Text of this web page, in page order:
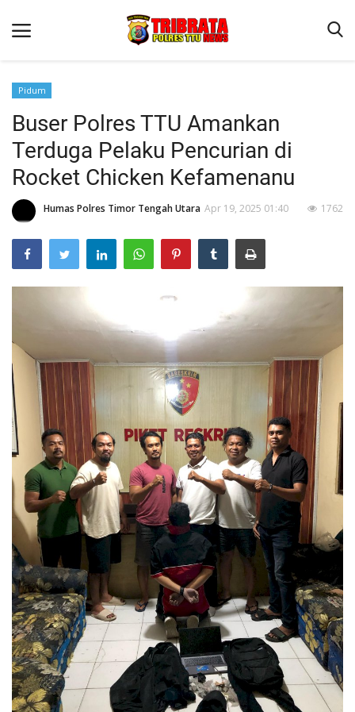
Beranda
Terms & Conditions
Reskrim
Binkam
Lantas
OPINI
Pidum
Buser Polres TTU Amankan
Terduga Pelaku Pencurian di
Rocket Chicken Kefamenanu
Humas Polres Timor Tengah Utara Apr 19, 2025 01:40 1762